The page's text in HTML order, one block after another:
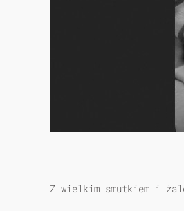
Z wielkim smutkiem i